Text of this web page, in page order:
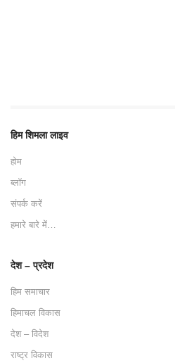
हिम शिमला लाइव
होम
ब्लॉग
संपर्क करें
हमारे बारे में…
देश – प्रदेश
हिम समाचार
हिमाचल विकास
देश – विदेश
राष्ट्र विकास